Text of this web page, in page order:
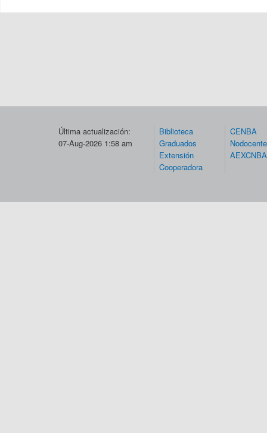
Última actualización:
07-Aug-2026 1:58 am
Biblioteca
Graduados
Extensión
Cooperadora
CENBA
AEXCNBA